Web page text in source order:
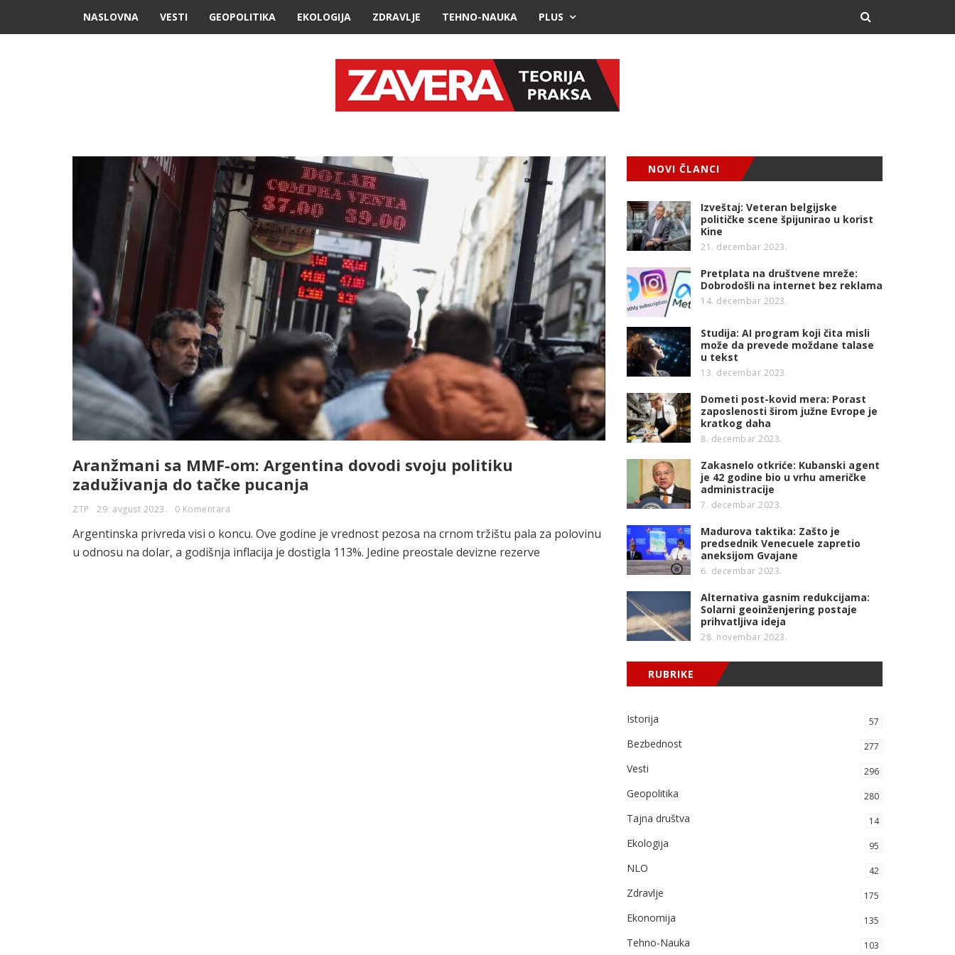
NASLOVNA VESTI GEOPOLITIKA EKOLOGIJA ZDRAVLJE TEHNO-NAUKA PLUS
Aranžmani sa MMF-om: Argentina dovodi svoju politiku
zaduživanja do tačke pucanja
ZTP 29. avgust 2023. 0 Komentara
Argentinska privreda visi o koncu. Ove godine je vrednost pezosa na crnom tržištu pala za polovinu
u odnosu na dolar, a godišnja inflacija je dostigla 113%. Jedine preostale devizne rezerve
NOVI ČLANCI
Izveštaj: Veteran belgijske
političke scene špijunirao u korist
Kine
21. decembar 2023.
Pretplata na društvene mreže:
Dobrodošli na internet bez reklama
14. decembar 2023.
Studija: AI program koji čita misli
može da prevede moždane talase
u tekst
13. decembar 2023.
Dometi post-kovid mera: Porast
zaposlenosti širom južne Evrope je
kratkog daha
8. decembar 2023.
Zakasnelo otkriće: Kubanski agent
je 42 godine bio u vrhu američke
administracije
7. decembar 2023.
Madurova taktika: Zašto je
predsednik Venecuele zapretio
aneksijom Gvajane
6. decembar 2023.
Alternativa gasnim redukcijama:
Solarni geoinženjering postaje
prihvatljiva ideja
28. novembar 2023.
RUBRIKE
Istorija 57
Bezbednost 277
Vesti 296
Geopolitika 280
Tajna društva 14
Ekologija 95
NLO 42
Zdravlje 175
Ekonomija 135
Tehno-Nauka 103